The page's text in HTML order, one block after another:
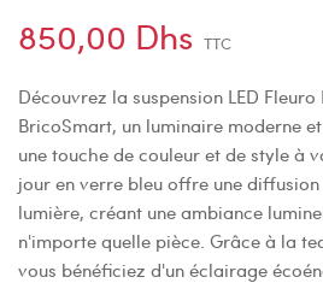
850,00 Dhs TTC
Découvrez la suspension LED
BricoSmart, un luminaire moderne
une touche de couleur et de style à
jour en verre bleu offre une
lumière, créant une ambiance
n'importe quelle pièce. Grâce à la
vous bénéficiez d'un éclairage